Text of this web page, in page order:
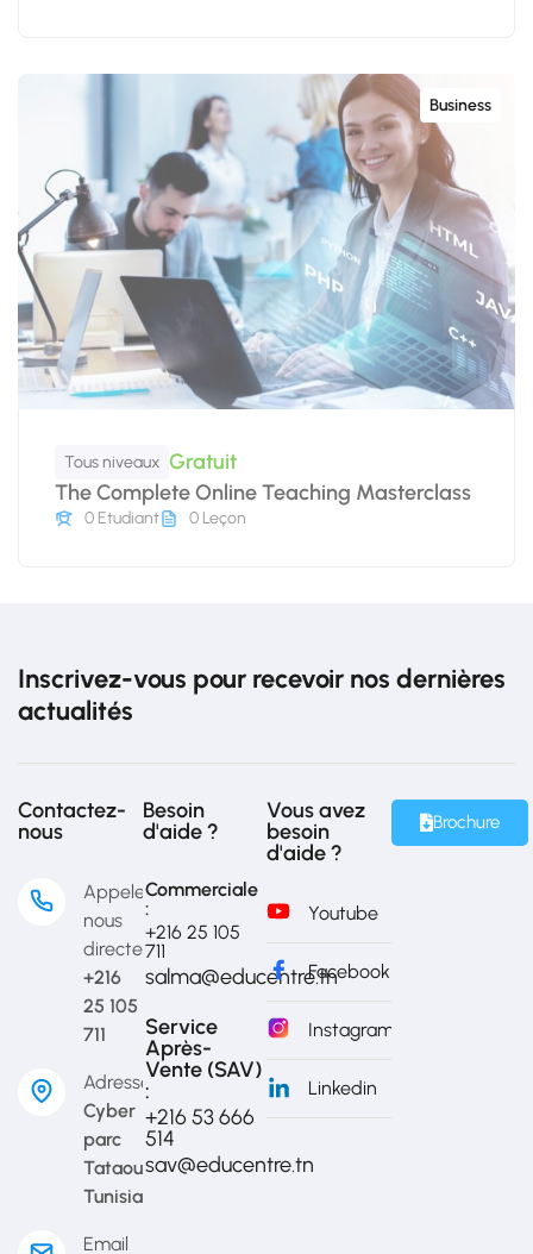
Business
Tous niveaux Gratuit
The Complete Online Teaching Masterclass
0 Etudiant 0 Leçon
Inscrivez-vous pour recevoir nos dernières
actualités
Contactez-
nous
Appelez-
nous
directement
+216
25 105
711
Adresse
Cyber
parc
Tataouine,
Tunisia
Email
Besoin
d'aide ?
Commerciale
:
+216 25 105
711
salma@educentre.tn
Service
Après-
Vente (SAV)
:
+216 53 666
514​
sav@educentre.tn
Brochure
Vous avez
besoin
d'aide ?
Youtube
Facebook
Instagram
Linkedin